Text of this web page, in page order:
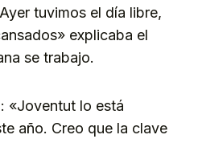
tuvimos el día libre,
explicaba el
se trabajo.
«Joventut lo está
año. Creo que la clave